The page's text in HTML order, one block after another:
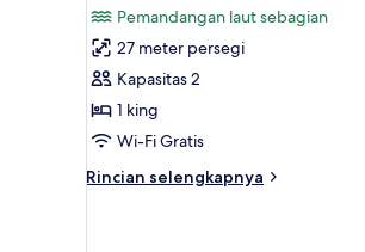
foto
untuk
Kamar
Superior
(Beach
Pemandangan laut sebagian
27 meter persegi
Kapasitas 2
1 king
Wi-Fi Gratis
Rincian selengkapnya
Rincian